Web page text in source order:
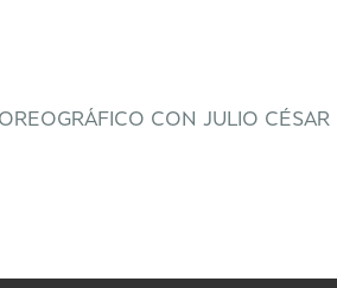
CON JULIO CÉSAR